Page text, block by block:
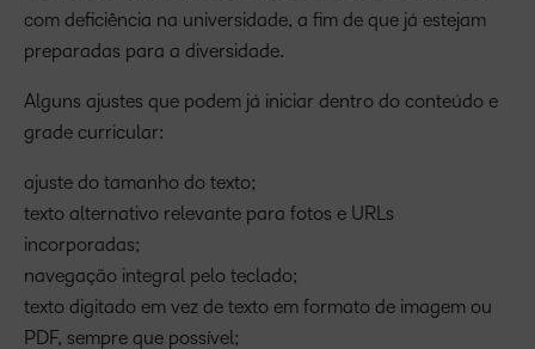
com deficiência na universidade, a fim de que já estejam
preparadas para a diversidade.
Alguns ajustes que podem já iniciar dentro do conteúdo e
grade curricular:
ajuste do tamanho do texto;
texto alternativo relevante para fotos e URLs
incorporadas;
navegação integral pelo teclado;
texto digitado em vez de texto em formato de imagem ou
PDF, sempre que possível;